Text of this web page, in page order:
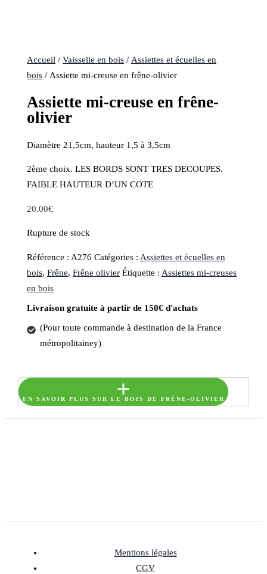
Accueil /Vaisselle en bois /Assiettes et écuelles en
bois / Assiette mi-creuse en frêne-olivier
Assiette mi-creuse en frêne-
olivier
Diamètre 21,5cm, hauteur 1,5 à 3,5cm
2ème choix. LES BORDS SONT TRES DECOUPES.
FAIBLE HAUTEUR D’UN COTE
20.00€
Rupture de stock
Référence : A276 Catégories : Assiettes et écuelles en
bois,Frêne,Frêne olivier Étiquette : Assiettes mi-creuses
en bois
Livraison gratuite à partir de 150€ d'achats
(Pour toute commande à destination de la France
métropolitainey)
EN SAVOIR PLUS SUR LE BOIS DE FRÊNE-OLIVIER
Mentions légales
CGV